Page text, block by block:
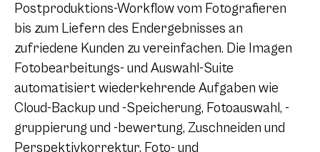
Postproduktions-Workflow vom Fotografieren
bis zum Liefern des Endergebnisses an
zufriedene Kunden zu vereinfachen. Die Imagen
Fotobearbeitungs- und Auswahl-Suite
automatisiert wiederkehrende Aufgaben wie
Cloud-Backup und -Speicherung, Fotoauswahl, -
gruppierung und -bewertung, Zuschneiden und
Perspektivkorrektur, Foto- und